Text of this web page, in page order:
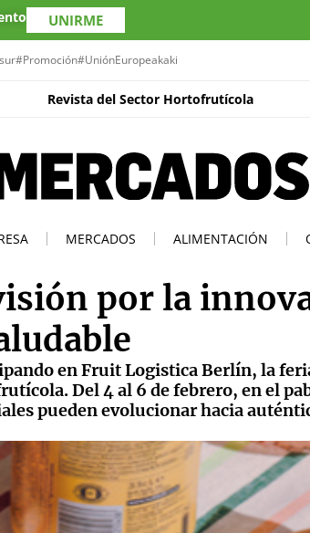
UNIRME
#Promoción#UniónEuropeakaki
Revista del Sector Hortofrutícola
MERCADOS ALIMENTACIÓN
por la
en Fruit Logistica Berlín, la
Del 4 al 6 de febrero, en el
pueden evolucionar hacia